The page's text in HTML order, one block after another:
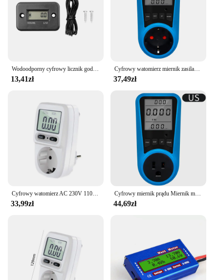
Wodoodporny cyfrowy licznik godzin pracy silnika wyświetlacz LCD silnik gazowy do motocykla motocykl kosiarka do trawy piła łańcuchowa ATV skuter śnieżny
13,41zł
Cyfrowy watomierz miernik zasilanie prądem zmiennym 220V 110V zużycie energii elektrycznej licznik energii mocy kilowatowej mocy licznik energii elektrycznej wtyczkę ue
37,49zł
Cyfrowy watomierz AC 230V 110V miernik mocy licznik energii zużycia energii elektrycznej EU/US/UK wtyczka zasilania analizator energii elektrycznej
33,99zł
Cyfrowy miernik prądu Miernik mocy Woltomierz Czas Watt Tester energii 50Hz Analizator gniazd EU US UK AU FR BR IT Wtyczka
44,69zł